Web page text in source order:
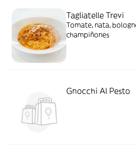
Tagliatelle Trevi
Tomate, nata,
champiñones
Gnocchi Al Pesto